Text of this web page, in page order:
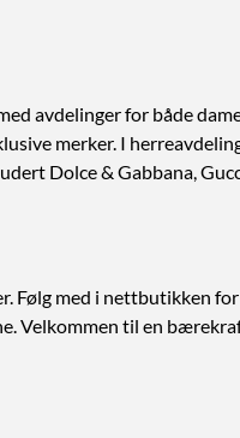
avdelinger for både
merker. I
Dolce & Gabbana,
Følg med i nettbutikken
Velkommen til en